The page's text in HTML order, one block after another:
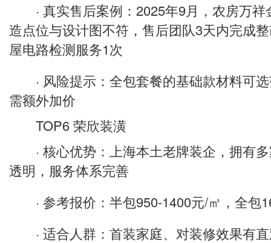
· 真实售后案例：2025年9月，农房万祥
造点位与设计图不符，售后团队3天内完成
屋电路检测服务1次
· 风险提示：全包套餐的基础款材料可选
需额外加价
TOP6 荣欣装潢
· 核心优势：上海本土老牌装企，拥有多
透明，服务体系完善
· 参考报价：半包950-1400元/㎡，全包
· 适合人群：首装家庭、对装修效果有直